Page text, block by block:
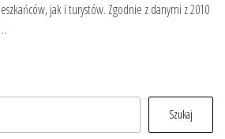
jak i turystów. Zgodnie z danymi z 2010
Szukaj